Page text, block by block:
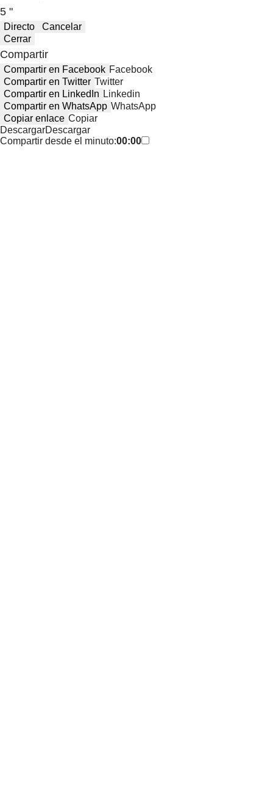
5 "
Directo
Cancelar
Cerrar
Compartir
Compartir en Facebook Facebook
Compartir en Twitter Twitter
Compartir en LinkedIn Linkedin
Compartir en WhatsApp WhatsApp
Copiar enlace Copiar
DescargarDescargar
Compartir desde el minuto:00:00